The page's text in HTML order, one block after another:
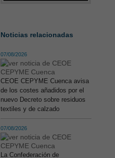
Noticias relacionadas
07/08/2026
CEOE CEPYME Cuenca avisa
de los costes añadidos por el
nuevo Decreto sobre residuos
textiles y de calzado
07/08/2026
La Confederación de